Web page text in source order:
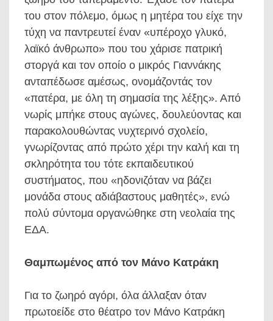
του στον πόλεμο, όμως η μητέρα του είχε την
τύχη να παντρευτεί έναν «υπέροχο γλυκό,
λαϊκό άνθρωπο» που του χάρισε πατρική
στοργά και τον οποίο ο μικρός Γιαννάκης
ανταπέδωσε αμέσως, ονομάζοντάς τον
«πατέρα, με όλη τη σημασία της λέξης». Από
νωρίς μπήκε στους αγώνες, δουλεύοντας και
παρακολουθώντας νυχτερινό σχολείο,
γνωρίζοντας από πρώτο χέρι την καλή και τη
σκληρότητα του τότε εκπαιδευτικού
συστήματος, που «ηδονιζόταν να βάζει
μονάδα στους αδιάβαστους μαθητές», ενώ
πολύ σύντομα οργανώθηκε στη νεολαία της
ΕΔΑ.
Θαμπωμένος από τον Μάνο Κατράκη
Για το ζωηρό αγόρι, όλα άλλαξαν όταν
πρωτοείδε στο θέατρο τον Μάνο Κατράκη